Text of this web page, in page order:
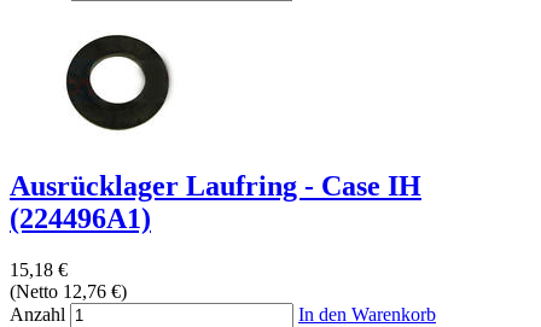
Ausrücklager Laufring - Case IH
(224496A1)
15,18 €
(Netto 12,76 €)
Anzahl
In den Warenkorb